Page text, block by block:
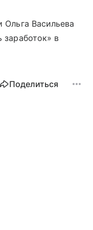
Васильева
заработок» в
Поделиться